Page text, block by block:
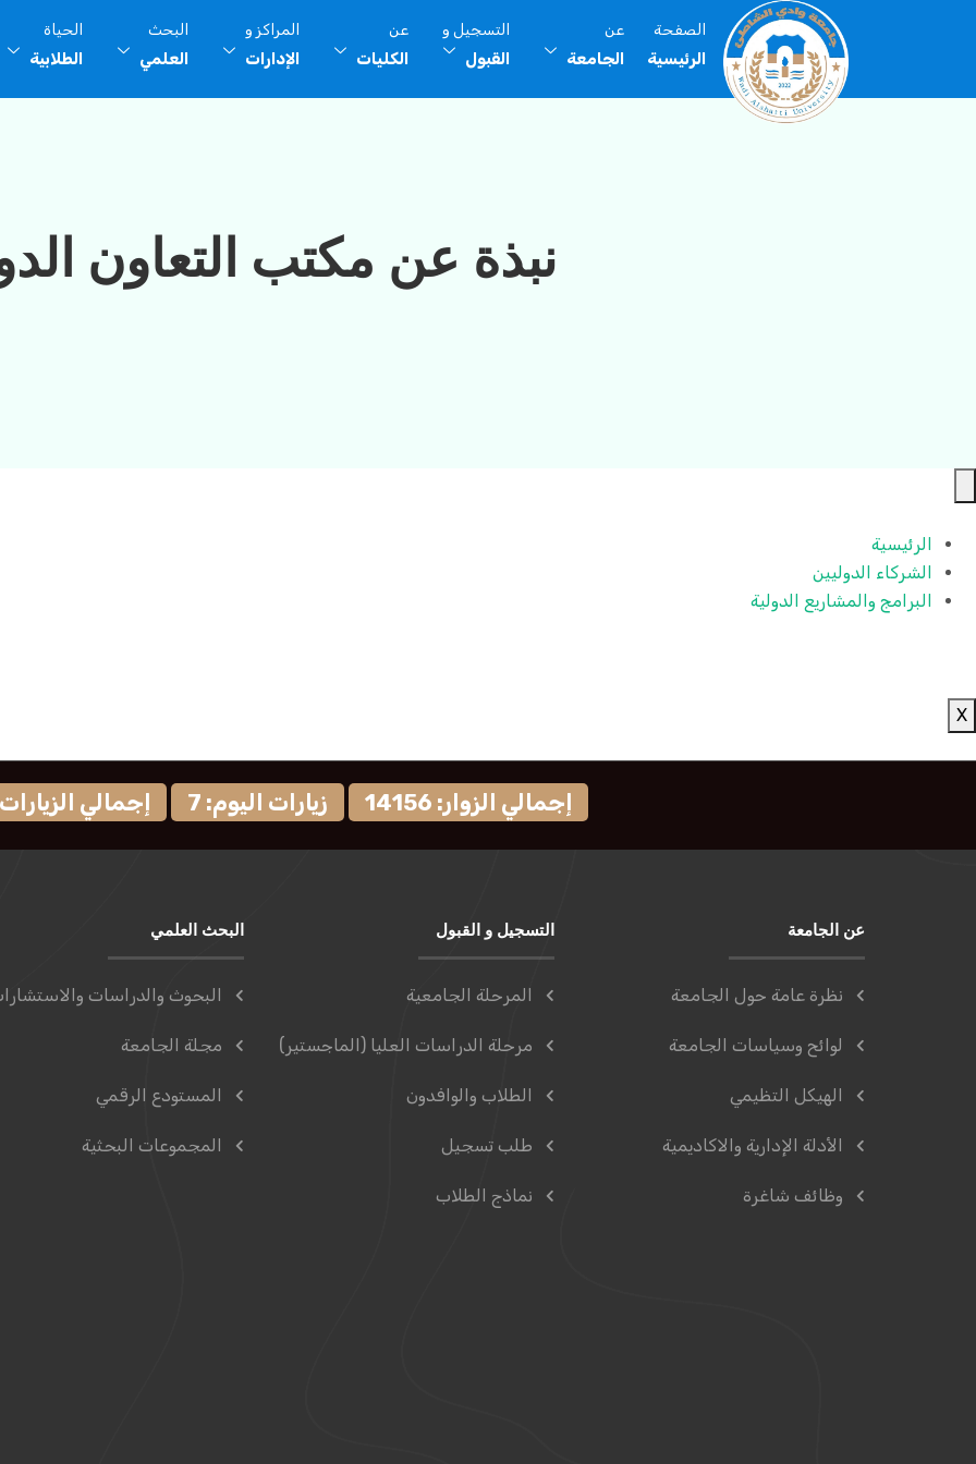
الصفحة
الرئيسية
عن
الجامعة
التسجيل و
القبول
عن
الكليات
المراكز و
الإدارات
البحث
العلمي
الحياة
الطلابية
نبذة عن مكتب التعاون
الرئيسية
الشركاء الدوليين
البرامج والمشاريع الدولية
X
إجمالي الزوار: 14156 زيارات اليوم: 7 إجمالي الزيارات:
عن الجامعة
نظرة عامة حول الجامعة
لوائح وسياسات الجامعة
الهيكل التظيمي
الأدلة الإدارية والاكاديمية
وظائف شاغرة
التسجيل و القبول
المرحلة الجامعية
مرحلة الدراسات العليا (الماجستير)
الطلاب والوافدون
طلب تسجيل
نماذج الطلاب
البحث العلمي
البحوث والدراسات
مجلة الجامعة
المستودع الرقمي
المجموعات البحثية